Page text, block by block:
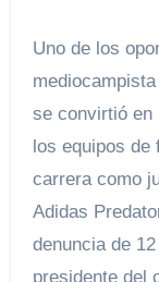
Uno de los
se convirtió en
los equipos de
carrera como
Adidas
denuncia de
presidente del